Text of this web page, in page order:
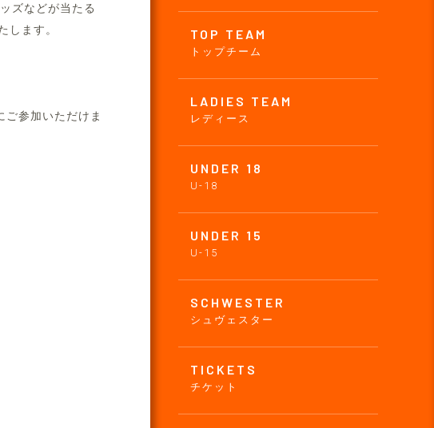
TOP TEAM
トップチーム
LADIES TEAM
レディース
UNDER 18
U-18
UNDER 15
U-15
SCHWESTER
シュヴェスター
TICKETS
チケット
ズなどが当たる
します。
参加いただけま